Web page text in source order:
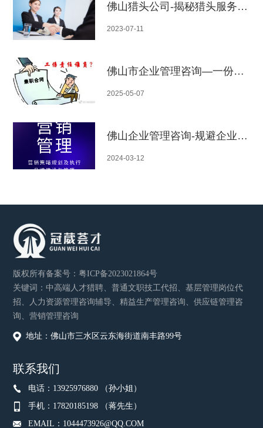
佛山猎头公司-揭秘猎头服务的秘密武器
2023-07-11
佛山市企业管理咨询—一份合同赔 280 万！20 年 HR 揭露企业工伤避坑真相
2025-05-07
佛山企业管理咨询-规避企业用工风险：策略与案例分析
2024-03-12
版权所有备案号：粤ICP备2023021864号
关键词：中高端人才猎聘、普通文职技工代招、基层管理岗位代
招、人力资源管理咨询辅导、精益生产管理咨询、供应链管理咨
询、营销管理咨询
地址：佛山市三水区云东海街道南丰路99号
联系我们
电话：13925976880 （孙小姐）
手机：17820185198 （蒋先生）
EMAIL：1044473926@QQ.COM